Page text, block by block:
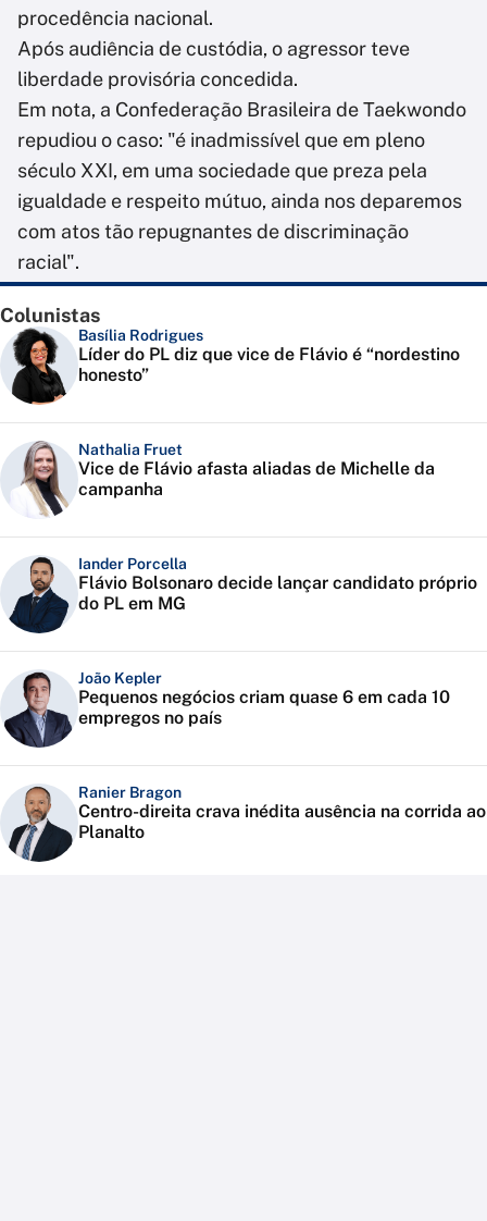
procedência nacional.
Após audiência de custódia, o agressor teve
liberdade provisória concedida.
Em nota, a Confederação Brasileira de Taekwondo
repudiou o caso: "é inadmissível que em pleno
século XXI, em uma sociedade que preza pela
igualdade e respeito mútuo, ainda nos deparemos
com atos tão repugnantes de discriminação
racial".
Colunistas
Basília Rodrigues
Líder do PL diz que vice de Flávio é “nordestino
honesto”
Nathalia Fruet
Vice de Flávio afasta aliadas de Michelle da
campanha
Iander Porcella
Flávio Bolsonaro decide lançar candidato próprio
do PL em MG
João Kepler
Pequenos negócios criam quase 6 em cada 10
empregos no país
Ranier Bragon
Centro-direita crava inédita ausência na corrida ao
Planalto